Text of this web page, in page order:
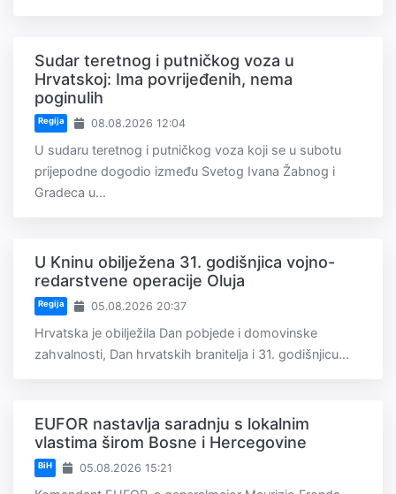
Sudar teretnog i putničkog voza u
Hrvatskoj: Ima povrijeđenih, nema
poginulih
Regija 08.08.2026 12:04
U sudaru teretnog i putničkog voza koji se u subotu
prijepodne dogodio između Svetog Ivana Žabnog i
Gradeca u...
U Kninu obilježena 31. godišnjica vojno-
redarstvene operacije Oluja
Regija 05.08.2026 20:37
Hrvatska je obilježila Dan pobjede i domovinske
zahvalnosti, Dan hrvatskih branitelja i 31. godišnjicu...
EUFOR nastavlja saradnju s lokalnim
vlastima širom Bosne i Hercegovine
BiH 05.08.2026 15:21